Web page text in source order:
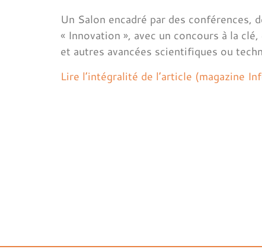
Un Salon encadré par des conférences,
« Innovation », avec un concours à la
et autres avancées scientifiques ou
Lire l’intégralité de l’article (magazine